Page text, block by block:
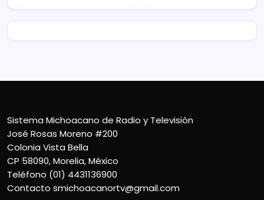
Sistema Michoacano de Radio y Televisión
José Rosas Moreno #200
Colonia Vista Bella
CP 58090, Morelia, México
Teléfono (01) 4431136900
Contacto smichoacanortv@gmail.com